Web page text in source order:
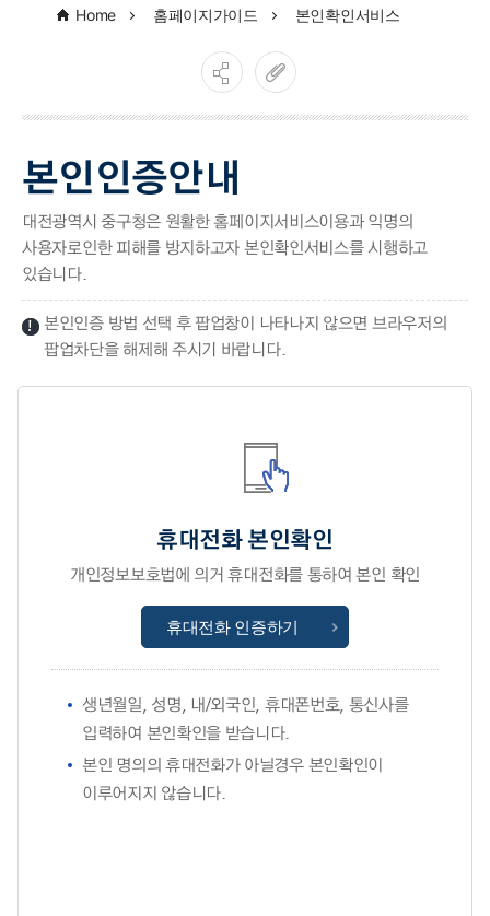
Home 홈페이지가이드 본인확인서비스
본인인증안내
대전광역시 중구청은 원활한 홈페이지서비스이용과 익명의
사용자로인한 피해를 방지하고자 본인확인서비스를 시행하고
있습니다.
본인인증 방법 선택 후 팝업창이 나타나지 않으면 브라우저의
팝업차단을 해제해 주시기 바랍니다.
휴대전화 본인확인
개인정보보호법에 의거 휴대전화를 통하여 본인 확인
휴대전화 인증하기
생년월일, 성명, 내/외국인, 휴대폰번호, 통신사를
입력하여 본인확인을 받습니다.
본인 명의의 휴대전화가 아닐경우 본인확인이
이루어지지 않습니다.